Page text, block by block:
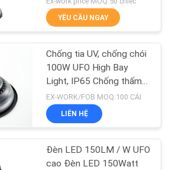
High Bay
225
YÊU CẦU NGAY
Chống tia UV, chống chói
100W UFO High Bay
Light, IP65 Chống thấm
nước, 60 ° / 90 ° / 110 °
EX-WORK/FOB MOQ:100 CÁI
LIÊN HỆ
Đèn LED 150LM / W UFO
cao Đèn LED 150Watt